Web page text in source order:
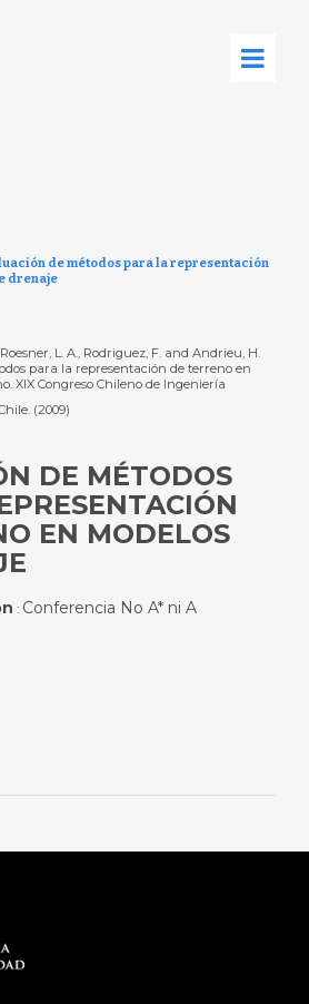
de métodos para la representación
drenaje
L. A., Rodriguez, F. and Andrieu, H.
para la representación de terreno en
XIX Congreso Chileno de Ingeniería
(2009)
DE MÉTODOS
EN MODELOS
: Conferencia No A* ni A